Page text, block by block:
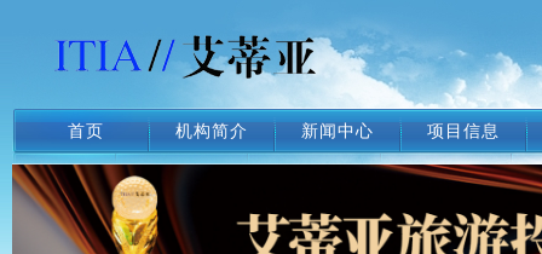
首页 机构简介 新闻中心 项目信息